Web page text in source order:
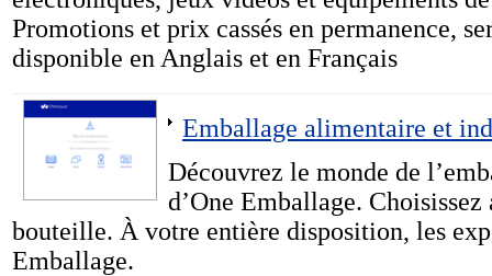
Promotions et prix cassés en permanence,
disponible en Anglais et en Français
Emballage alimentaire et
Découvrez le monde de
d’One Emballage.
bouteille. À votre entière disposition, les
Emballage.